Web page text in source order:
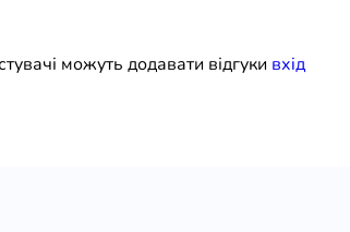
Художня література
можуть додавати відгуки вхiд